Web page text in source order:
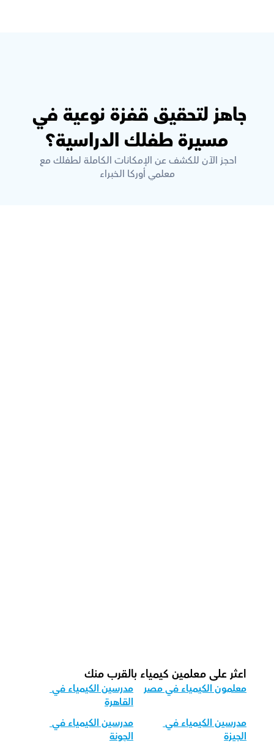
مسيرة طفلك الدراسية؟
معلمي أوركا الخبراء
اعثر على معلمين كيمياء بالقرب منك
معلمون الكيمياء في مصر مدرسين الكيمياء في
القاهرة
مدرسين الكيمياء في
الجيزة
مدرسين الكيمياء في
الجونة